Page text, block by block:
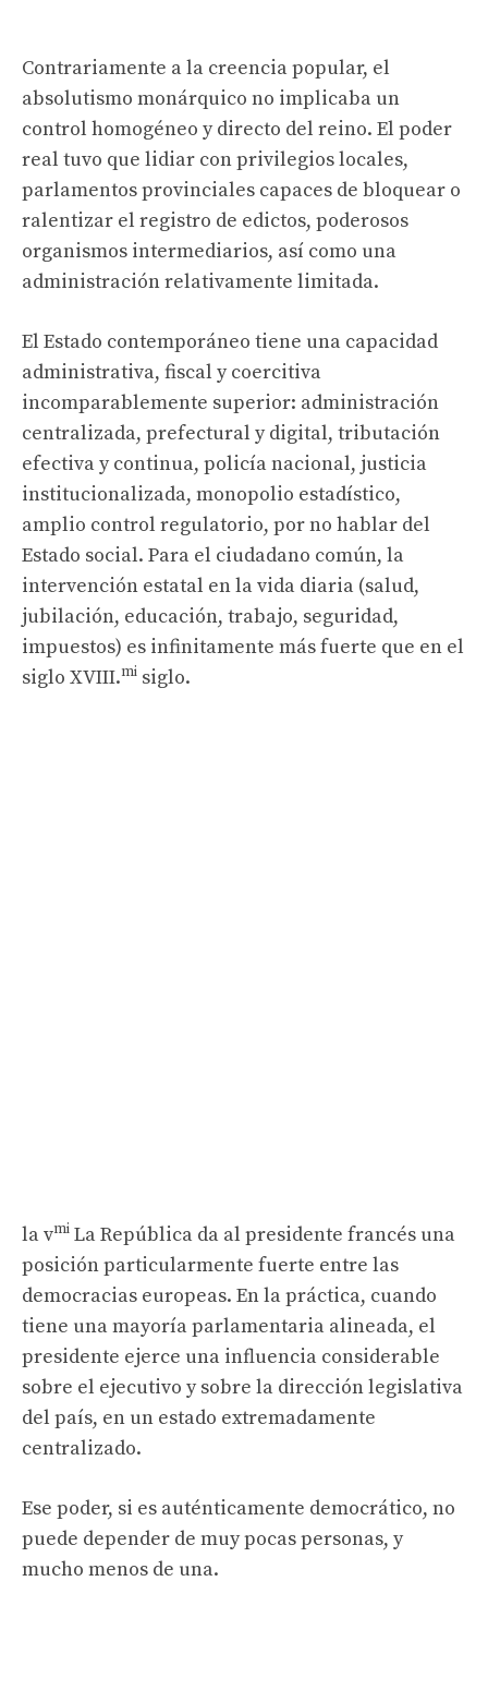
Contrariamente a la creencia popular, el
absolutismo monárquico no implicaba un
control homogéneo y directo del reino. El poder
real tuvo que lidiar con privilegios locales,
parlamentos provinciales capaces de bloquear o
ralentizar el registro de edictos, poderosos
organismos intermediarios, así como una
administración relativamente limitada.
El Estado contemporáneo tiene una capacidad
administrativa, fiscal y coercitiva
incomparablemente superior: administración
centralizada, prefectural y digital, tributación
efectiva y continua, policía nacional, justicia
institucionalizada, monopolio estadístico,
amplio control regulatorio, por no hablar del
Estado social. Para el ciudadano común, la
intervención estatal en la vida diaria (salud,
jubilación, educación, trabajo, seguridad,
impuestos) es infinitamente más fuerte que en el
siglo XVIII.mi siglo.
la vmi La República da al presidente francés una
posición particularmente fuerte entre las
democracias europeas. En la práctica, cuando
tiene una mayoría parlamentaria alineada, el
presidente ejerce una influencia considerable
sobre el ejecutivo y sobre la dirección legislativa
del país, en un estado extremadamente
centralizado.
Ese poder, si es auténticamente democrático, no
puede depender de muy pocas personas, y
mucho menos de una.